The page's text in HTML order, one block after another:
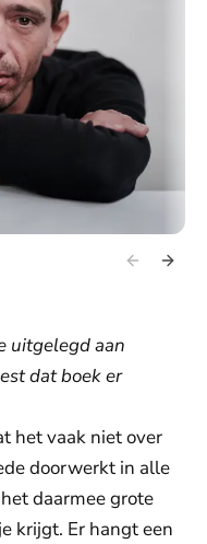
uitgelegd aan
dat boek er
het vaak niet over
doorwerkt in alle
daarmee grote
krijgt. Er hangt een